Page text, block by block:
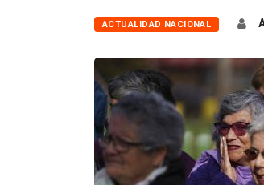
ACTUALIDAD NACIONAL